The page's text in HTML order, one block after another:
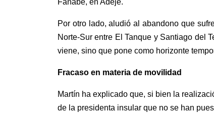
Fañabé, en Adeje.
Por otro lado, aludió al abandono que
Norte-Sur entre El Tanque y Santiago del
viene, sino que pone como horizonte
Fracaso en materia de movilidad
Martín ha explicado que, si bien la
de la presidenta insular que no se han